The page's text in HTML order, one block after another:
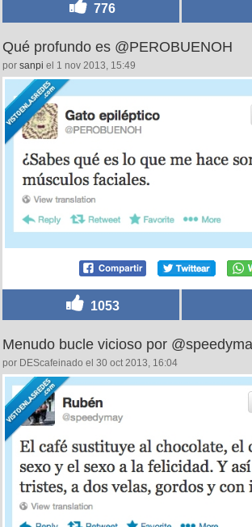
776
Qué profundo es @PEROBUENOH
por sanpi el 1 nov 2013, 15:49
1053
Menudo bucle vicioso por
por DEScafeinado el 30 oct 2013, 16:04